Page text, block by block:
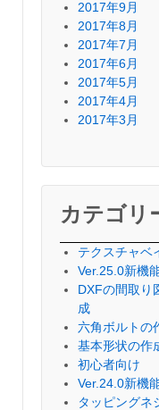
2017年9月
2017年8月
2017年7月
2017年6月
2017年5月
2017年4月
2017年3月
カテゴリ
テクスチャベ
Ver.25.0新機
DXFの間取り
成
六角ボルトの
基本形状の作
初心者向け
Ver.24.0新機
タッピングネ